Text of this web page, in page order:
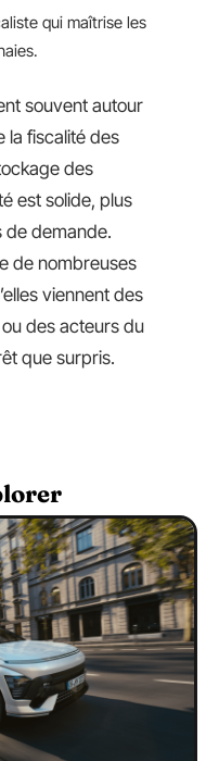
qui maîtrise les
souvent autour
la fiscalité des
des
est solide, plus
de demande.
de nombreuses
viennent des
des acteurs du
que surpris.